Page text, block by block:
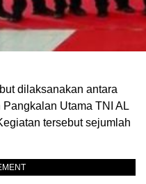
dilaksanakan antara
Utama TNI AL
tersebut sejumlah